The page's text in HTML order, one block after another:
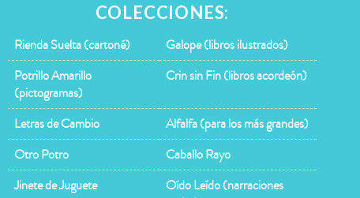
COLECCIONES:
Rienda Suelta (cartoné)
Galope (libros ilustrados)
Potrillo Amarillo
(pictogramas)
Crin sin Fin (libros acordeón)
Letras de Cambio
Alfalfa (para los más grandes)
Otro Potro
Caballo Rayo
Jinete de Juguete
Oído Leído (narraciones